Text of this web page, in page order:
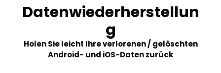
contentDatenwiederherstellun
g
Holen Sie leicht Ihre verlorenen / gelöschten
Android- und iOS-Daten zurück